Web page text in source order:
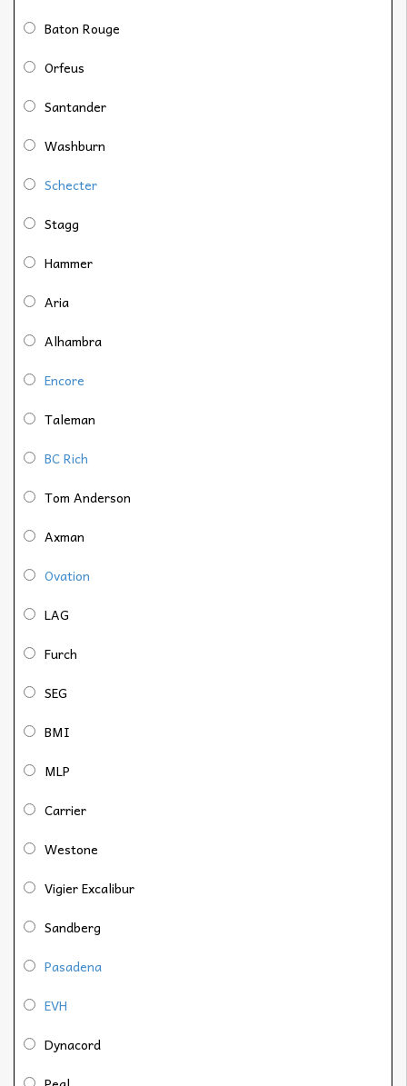
Baton Rouge
Orfeus
Santander
Washburn
Schecter
Stagg
Hammer
Aria
Alhambra
Encore
Taleman
BC Rich
Tom Anderson
Axman
Ovation
LAG
Furch
SEG
BMI
MLP
Carrier
Westone
Vigier Excalibur
Sandberg
Pasadena
EVH
Dynacord